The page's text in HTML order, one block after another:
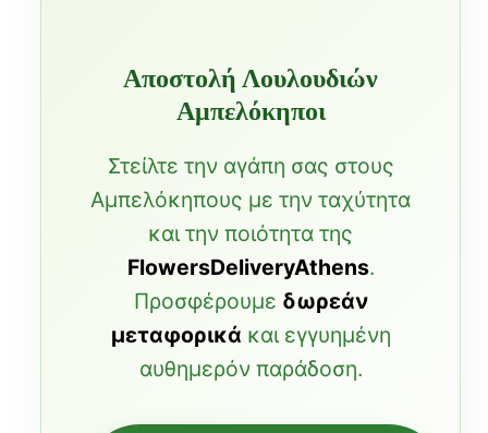
Αποστολή Λουλουδιών
Αμπελόκηποι
Στείλτε την αγάπη σας στους
Αμπελόκηπους με την ταχύτητα
και την ποιότητα της
FlowersDeliveryAthens.
Προσφέρουμε δωρεάν
μεταφορικά και εγγυημένη
αυθημερόν παράδοση.